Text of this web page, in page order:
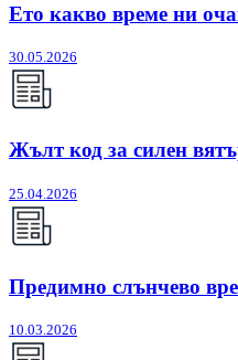
Ето какво време ни
30.05.2026
Жълт код за силен
25.04.2026
Предимно слънчево
10.03.2026